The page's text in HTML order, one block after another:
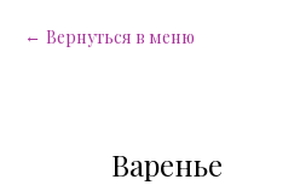
Вернуться в меню
Варенье